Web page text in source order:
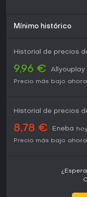
Mínimo histórico
Historial de precios
9,96 € Allyouplay
Precio más bajo
Historial de precios
8,78 € Eneba
Precio más bajo